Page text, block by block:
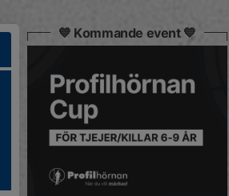
💙 Kommande event 💙